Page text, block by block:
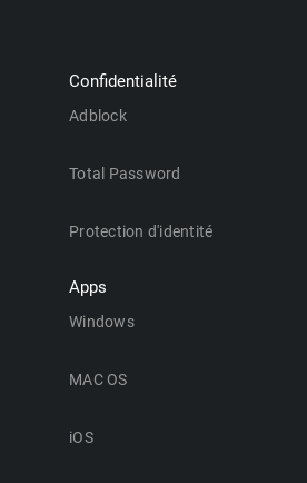
Confidentialité
Adblock
Total Password
Protection d'identité
Apps
Windows
MAC OS
iOS